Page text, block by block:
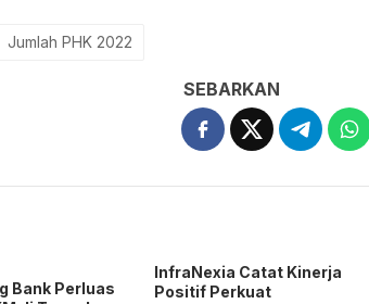
Jumlah PHK 2022
SEBARKAN
Bank Perluas
InfraNexia Catat Kinerja
Positif Perkuat